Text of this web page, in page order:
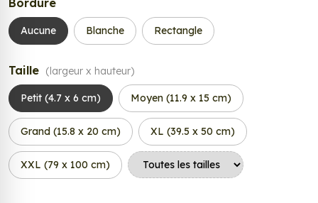
Bordure
Aucune Blanche Rectangle
Taille (largeur x hauteur)
Petit (4.7 x 6 cm) Moyen (11.9 x 15 cm)
Grand (15.8 x 20 cm) XL (39.5 x 50 cm)
XXL (79 x 100 cm)